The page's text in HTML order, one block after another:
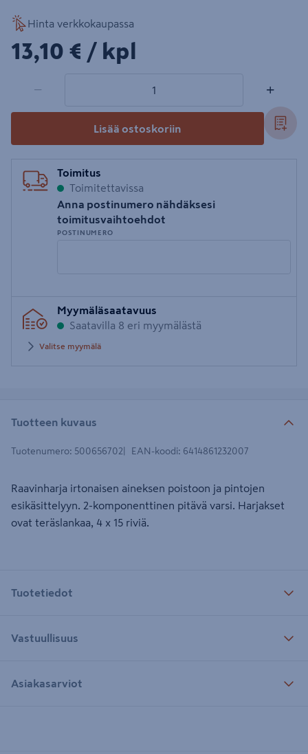
Hinta verkkokaupassa
13,10€/kpl
13,10 € / kpl
− +
Lisää ostoskoriin
Toimitus
Toimitettavissa
Anna postinumero nähdäksesi
toimitusvaihtoehdot
POSTINUMERO
postinumero
Myymäläsaatavuus
Saatavilla 8 eri myymälästä
Valitse myymälä
Tuotteen kuvaus
Tuotenumero: 500656702 EAN-koodi: 6414861232007
Raavinharja irtonaisen aineksen poistoon ja pintojen
esikäsittelyyn. 2-komponenttinen pitävä varsi. Harjakset
ovat teräslankaa, 4 x 15 riviä.
Tuotetiedot
Vastuullisuus
Asiakasarviot